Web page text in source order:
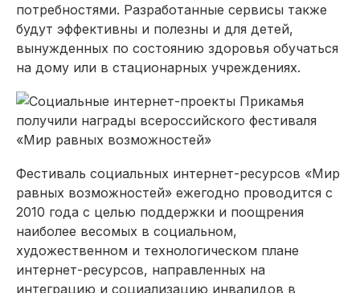
потребностями. Разработанные сервисы также
будут эффективны и полезны и для детей,
вынужденных по состоянию здоровья обучаться
на дому или в стационарных учреждениях.
Фестиваль социальных интернет-ресурсов «Мир
равных возможностей» ежегодно проводится с
2010 года с целью поддержки и поощрения
наиболее весомых в социальном,
художественном и технологическом плане
интернет-ресурсов, направленных на
интеграцию и социализацию инвалидов в